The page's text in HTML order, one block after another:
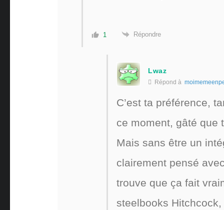
1 Répondre
Lwaz
Répond à
C’est ta préférence,
ce moment, gâté que
Mais sans être un
clairement pensé
trouve que ça fait
steelbooks